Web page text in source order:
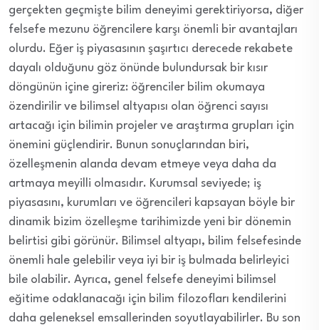
gerçekten geçmişte bilim deneyimi gerektiriyorsa, diğer
felsefe mezunu öğrencilere karşı önemli bir avantajları
olurdu. Eğer iş piyasasının şaşırtıcı derecede rekabete
dayalı olduğunu göz önünde bulundursak bir kısır
döngünün içine gireriz: öğrenciler bilim okumaya
özendirilir ve bilimsel altyapısı olan öğrenci sayısı
artacağı için bilimin projeler ve araştırma grupları için
önemini güçlendirir. Bunun sonuçlarından biri,
özelleşmenin alanda devam etmeye veya daha da
artmaya meyilli olmasıdır. Kurumsal seviyede; iş
piyasasını, kurumları ve öğrencileri kapsayan böyle bir
dinamik bizim özelleşme tarihimizde yeni bir dönemin
belirtisi gibi görünür. Bilimsel altyapı, bilim felsefesinde
önemli hale gelebilir veya iyi bir iş bulmada belirleyici
bile olabilir. Ayrıca, genel felsefe deneyimi bilimsel
eğitime odaklanacağı için bilim filozofları kendilerini
daha geleneksel emsallerinden soyutlayabilirler. Bu son